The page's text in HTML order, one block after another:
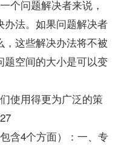
问题解决者来说，
办法。如果问题解决者
这些解决办法将不被
空间的大小是可以变
用得更为广泛的策
4个方面）：一、 专